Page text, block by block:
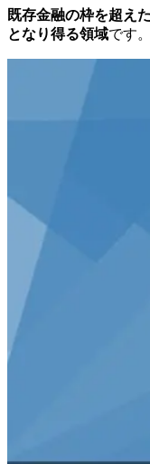
既存金融の枠を超え
となり得る領域です。